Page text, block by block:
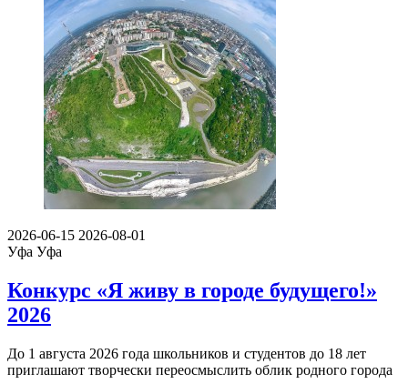
2026-06-15 2026-08-01
Уфа Уфа
Конкурс «Я живу в городе будущего!»
2026
До 1 августа 2026 года школьников и студентов до 18 лет
приглашают творчески переосмыслить облик родного города